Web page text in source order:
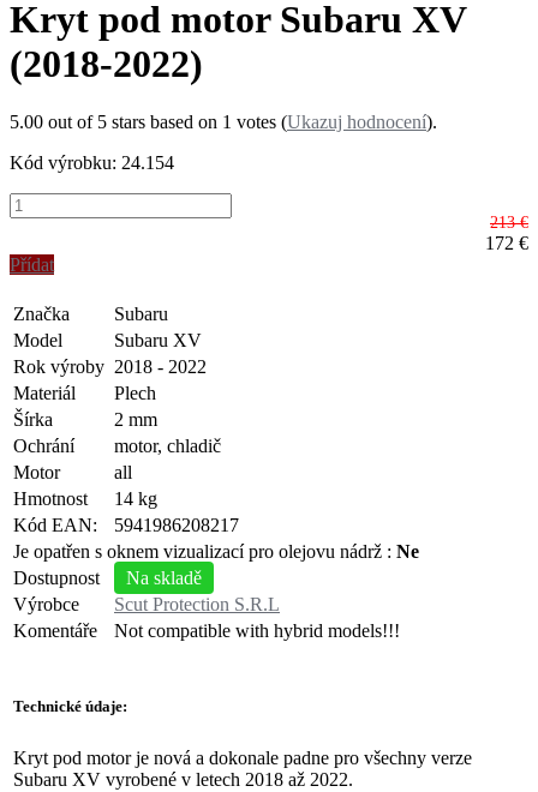
Kryt pod motor Subaru XV
(2018-2022)
5.00 out of 5 stars based on 1 votes (Ukazuj hodnocení).
Kód výrobku: 24.154
213 €
172 €
Přídat
Značka
Subaru
Model
Subaru XV
Rok výroby 2018 - 2022
Materiál
Plech
Šírka
2 mm
Ochrání
motor, chladič
Motor
all
Hmotnost
14 kg
Kód EAN:
5941986208217
Je opatřen s oknem vizualizací pro olejovu nádrž : Ne
Dostupnost
Na skladě
Výrobce
Scut Protection S.R.L
Komentáře
Not compatible with hybrid models!!!
Technické údaje:
Kryt pod motor je nová a dokonale padne pro všechny verze
Subaru XV vyrobené v letech 2018 až 2022.